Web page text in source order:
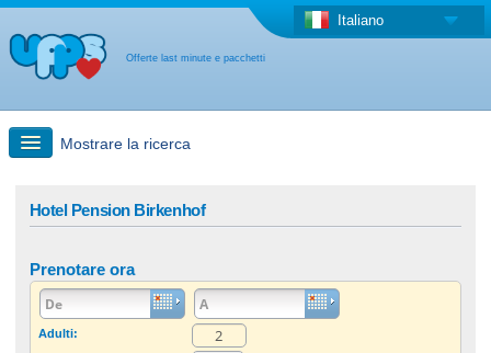
Offerte last minute e pacchetti
Italiano
Mostrare la ricerca
Offerta last minute + Offerta forfettaria
Hotel Pension Birkenhof
Prenotare ora
Adulti: